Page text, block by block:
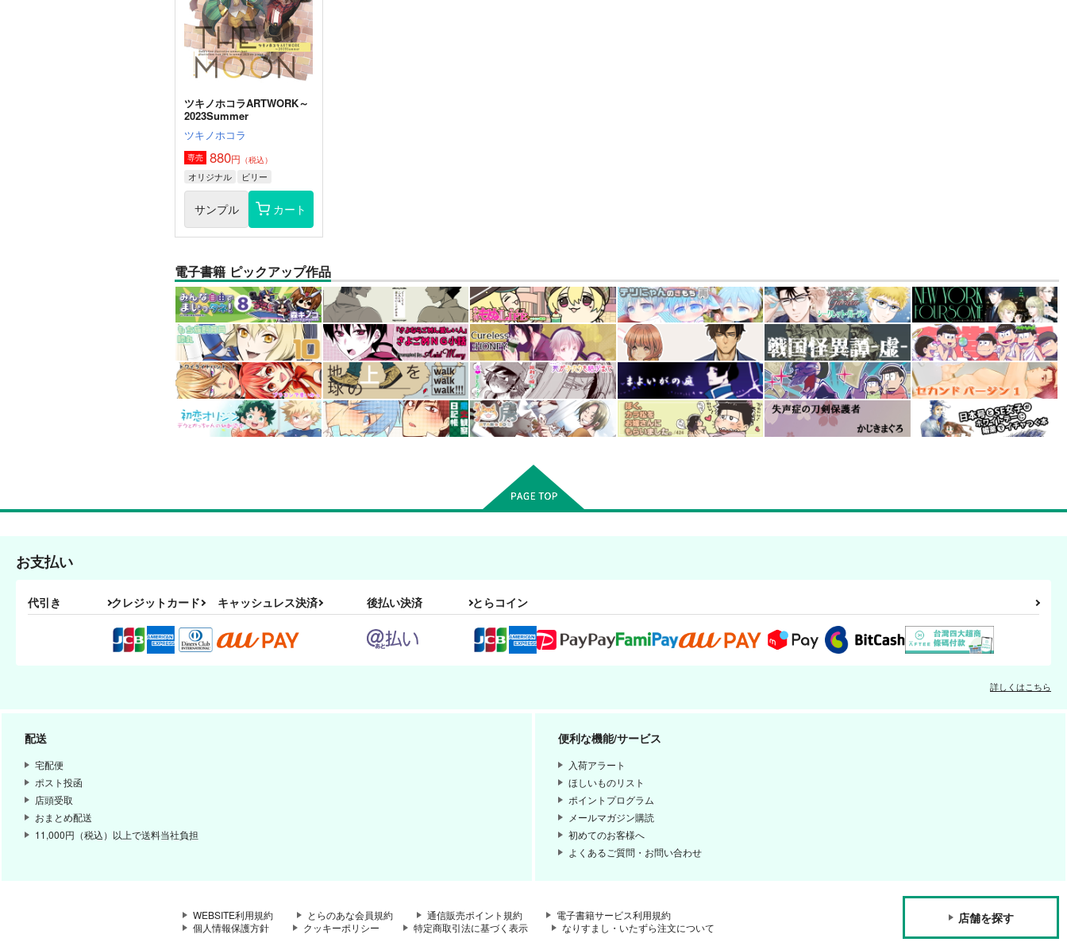
ツキノホコラARTWORK～
2023Summer
ツキノホコラ
専売 880円 （税込）
オリジナル ビリー
サンプル カート
電子書籍 ピックアップ作品
お支払い
代引き クレジットカード キャッシュレス決済 後払い決済 とらコイン
詳しくはこちら
配送
宅配便
ポスト投函
店頭受取
おまとめ配送
11,000円（税込）以上で送料当社負担
便利な機能/サービス
入荷アラート
ほしいものリスト
ポイントプログラム
メールマガジン購読
初めてのお客様へ
よくあるご質問・お問い合わせ
WEBSITE利用規約 とらのあな会員規約 通信販売ポイント規約
電子書籍サービス利用規約
個人情報保護方針
クッキーポリシー 特定商取引法に基づく表示 なりすまし・いたずら注文について
店舗を探す